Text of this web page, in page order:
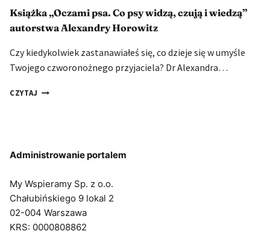
Książka „Oczami psa. Co psy widzą, czują i wiedzą”
autorstwa Alexandry Horowitz
Czy kiedykolwiek zastanawiałeś się, co dzieje się w umyśle
Twojego czworonożnego przyjaciela? Dr Alexandra…
CZYTAJ KSIĄŻKA
WIDZĄ,
WIEDZĄ”
AUTORSTWA
ALEXANDRY
HOROWITZ
Administrowanie portalem
My Wspieramy Sp. z o.o.
Chałubińskiego 9 lokal 2
02-004 Warszawa
KRS: 0000808862